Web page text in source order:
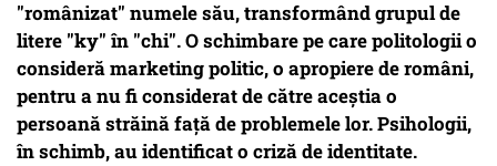
"românizat" numele său, transformând grupul de
litere "ky" în "chi". O schimbare pe care politologii o
consideră marketing politic, o apropiere de români,
pentru a nu fi considerat de către aceștia o
persoană străină față de problemele lor. Psihologii,
în schimb, au identificat o criză de identitate.